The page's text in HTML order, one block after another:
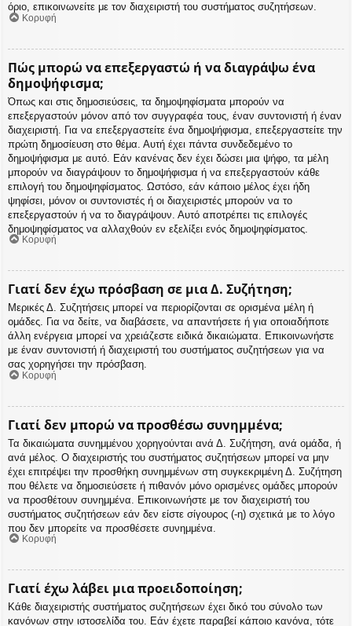
όριο, επικοινωνείτε με τον διαχειριστή του συστήματος συζητήσεων.
Κορυφή
Πώς μπορώ να επεξεργαστώ ή να διαγράψω ένα
δημοψήφισμα;
Όπως και στις δημοσιεύσεις, τα δημοψηφίσματα μπορούν να
επεξεργαστούν μόνον από τον συγγραφέα τους, έναν συντονιστή ή έναν
διαχειριστή. Για να επεξεργαστείτε ένα δημοψήφισμα, επεξεργαστείτε την
πρώτη δημοσίευση στο θέμα. Αυτή έχει πάντα συνδεδεμένο το
δημοψήφισμα με αυτό. Εάν κανένας δεν έχει δώσει μια ψήφο, τα μέλη
μπορούν να διαγράψουν το δημοψήφισμα ή να επεξεργαστούν κάθε
επιλογή του δημοψηφίσματος. Ωστόσο, εάν κάποιο μέλος έχει ήδη
ψηφίσει, μόνον οι συντονιστές ή οι διαχειριστές μπορούν να το
επεξεργαστούν ή να το διαγράψουν. Αυτό αποτρέπει τις επιλογές
δημοψηφίσματος να αλλαχθούν εν εξελίξει ενός δημοψηφίσματος.
Κορυφή
Γιατί δεν έχω πρόσβαση σε μια Δ. Συζήτηση;
Μερικές Δ. Συζητήσεις μπορεί να περιορίζονται σε ορισμένα μέλη ή
ομάδες. Για να δείτε, να διαβάσετε, να απαντήσετε ή για οποιαδήποτε
άλλη ενέργεια μπορεί να χρειάζεστε ειδικά δικαιώματα. Επικοινωνήστε
με έναν συντονιστή ή διαχειριστή του συστήματος συζητήσεων για να
σας χορηγήσει την πρόσβαση.
Κορυφή
Γιατί δεν μπορώ να προσθέσω συνημμένα;
Τα δικαιώματα συνημμένου χορηγούνται ανά Δ. Συζήτηση, ανά ομάδα, ή
ανά μέλος. Ο διαχειριστής του συστήματος συζητήσεων μπορεί να μην
έχει επιτρέψει την προσθήκη συνημμένων στη συγκεκριμένη Δ. Συζήτηση
που θέλετε να δημοσιεύσετε ή πιθανόν μόνο ορισμένες ομάδες μπορούν
να προσθέτουν συνημμένα. Επικοινωνήστε με τον διαχειριστή του
συστήματος συζητήσεων εάν δεν είστε σίγουρος (-η) σχετικά με το λόγο
που δεν μπορείτε να προσθέσετε συνημμένα.
Κορυφή
Γιατί έχω λάβει μια προειδοποίηση;
Κάθε διαχειριστής συστήματος συζητήσεων έχει δικό του σύνολο των
κανόνων στην ιστοσελίδα του. Εάν έχετε παραβεί κάποιο κανόνα, τότε